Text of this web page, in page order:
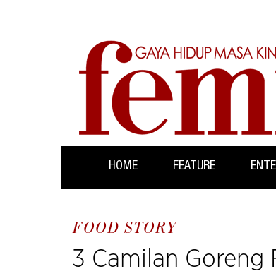
HOME FEATURE
FOOD STORY
3 Camilan Goreng